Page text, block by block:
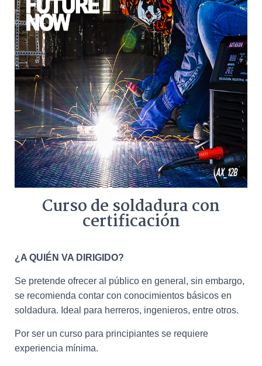
Curso de soldadura con
certificación
¿A QUIÉN VA DIRIGIDO?
Se pretende ofrecer al público en general, sin embargo,
se recomienda contar con conocimientos básicos en
soldadura. Ideal para herreros, ingenieros, entre otros.
Por ser un curso para principiantes se requiere
experiencia mínima.